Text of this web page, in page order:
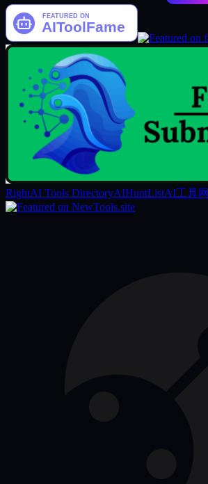
RightAI Tools DirectoryAIHuntListAI工具网